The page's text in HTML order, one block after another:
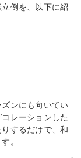
例を、以下に紹
ンにも向いてい
レーションした
するだけで、和
。